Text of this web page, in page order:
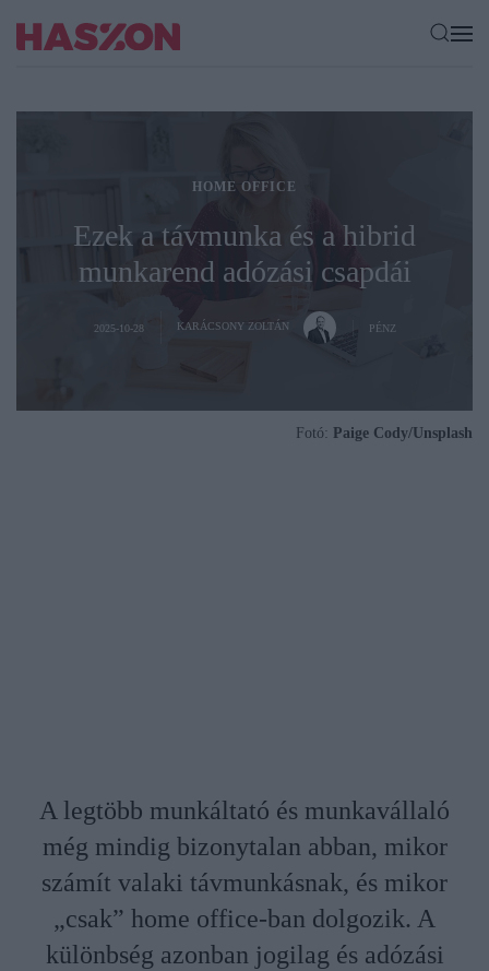
HOME OFFICE
Ezek a távmunka és a hibrid
munkarend adózási csapdái
2025-10-28 KARÁCSONY ZOLTÁN PÉNZ
Fotó: Paige Cody/Unsplash
A legtöbb munkáltató és munkavállaló
még mindig bizonytalan abban, mikor
számít valaki távmunkásnak, és mikor
„csak” home office-ban dolgozik. A
különbség azonban jogilag és adózási